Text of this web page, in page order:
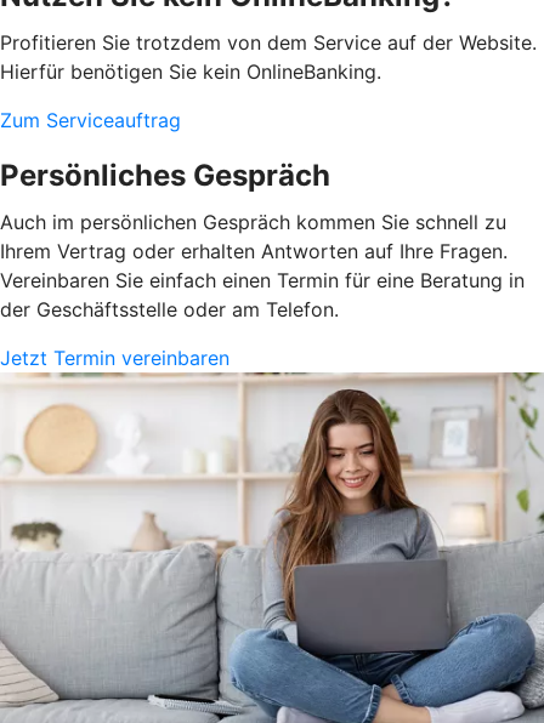
Profitieren Sie trotzdem von dem Service auf der Website.
Hierfür benötigen Sie kein OnlineBanking.
Zum Serviceauftrag
Persönliches Gespräch
Auch im persönlichen Gespräch kommen Sie schnell zu
Ihrem Vertrag oder erhalten Antworten auf Ihre Fragen.
Vereinbaren Sie einfach einen Termin für eine Beratung in
der Geschäftsstelle oder am Telefon.
Jetzt Termin vereinbaren